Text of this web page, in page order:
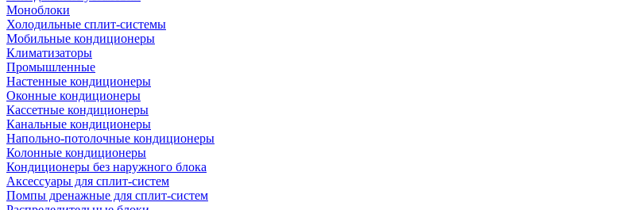
Моноблоки
Холодильные сплит-системы
Мобильные кондиционеры
Климатизаторы
Промышленные
Настенные кондиционеры
Оконные кондиционеры
Кассетные кондиционеры
Канальные кондиционеры
Напольно-потолочные кондиционеры
Колонные кондиционеры
Кондиционеры без наружного блока
Аксессуары для сплит-систем
Помпы дренажные для сплит-систем